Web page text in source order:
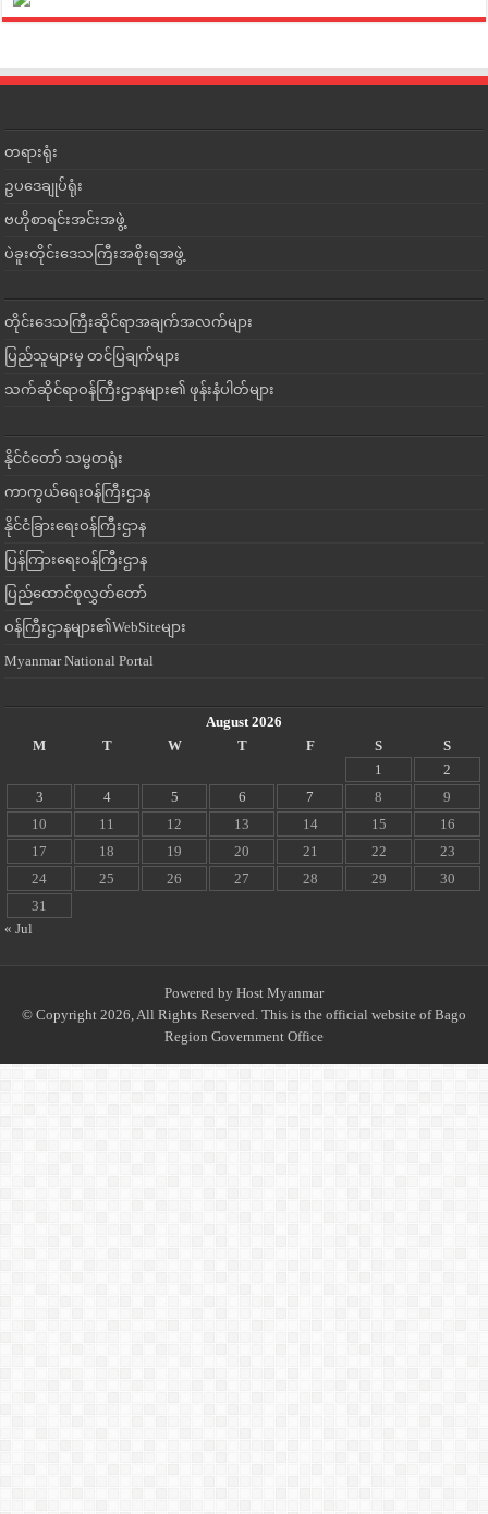
တရားရုံး
ဥပဒေချုပ်ရုံး
ဗဟိုစာရင်းအင်းအဖွဲ့
ပဲခူးတိုင်းဒေသကြီးအစိုးရအဖွဲ့
တိုင်းဒေသကြီးဆိုင်ရာအချက်အလက်များ
ပြည်သူများမှ တင်ပြချက်များ
သက်ဆိုင်ရာဝန်ကြီးဌာနများ၏ ဖုန်းနံပါတ်များ
နိုင်ငံတော် သမ္မတရုံး
ကာကွယ်ရေးဝန်ကြီးဌာန
နိုင်ငံခြားရေးဝန်ကြီးဌာန
ပြန်ကြားရေးဝန်ကြီးဌာန
ပြည်ထောင်စုလွှတ်တော်
ဝန်ကြီးဌာနများ၏WebSiteများ
Myanmar National Portal
August 2026
M
T W T F S
S
1
2
3
4 5 6 7 8
9
10
11 12 13 14 15
16
17
18 19 20 21 22
23
24
25 26 27 28 29
30
31
« Jul
Powered by Host Myanmar
© Copyright 2026, All Rights Reserved. This is the official website of Bago
Region Government Office